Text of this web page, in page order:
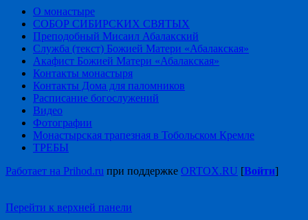
О монастыре
СОБОР СИБИРСКИХ СВЯТЫХ
Преподобный Мисаил Абалакский
Служба (текст) Божией Матери «Абалакская»
Акафист Божией Матери «Абалакская»
Контакты монастыря
Контакты Дома для паломников
Расписание богослужений
Видео
Фотографии
Монастырская трапезная в Тобольском Кремле
ТРЕБЫ
Работает на Prihod.ru при поддержке ORTOX.RU [Войти]
Перейти к верхней панели